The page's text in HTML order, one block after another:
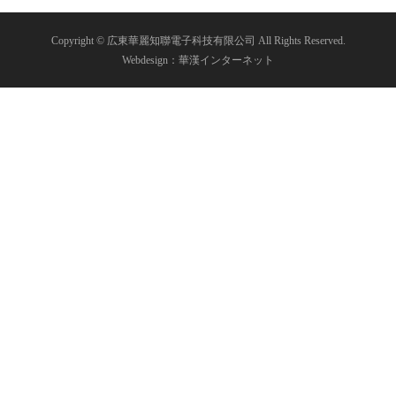
Copyright © 広東華麗知聯電子科技有限公司 All Rights Reserved.
Webdesign：華漢インターネット